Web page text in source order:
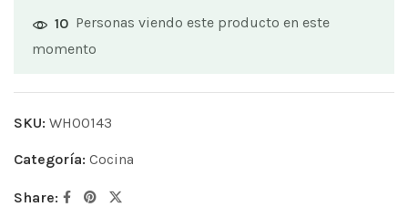
10 Personas viendo este producto en este
momento
SKU: WH00143
Categoría: Cocina
Share: